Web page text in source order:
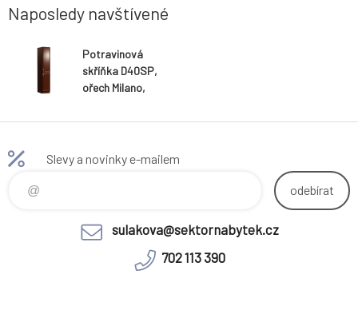
1.790 Kč/bm a nebo praco
Naposledy navštívené
Potravinová
skříňka D40SP,
ořech Milano,
Slevy a novinky e-mailem
odebírat
sulakova@sektornabytek.cz
702 113 390